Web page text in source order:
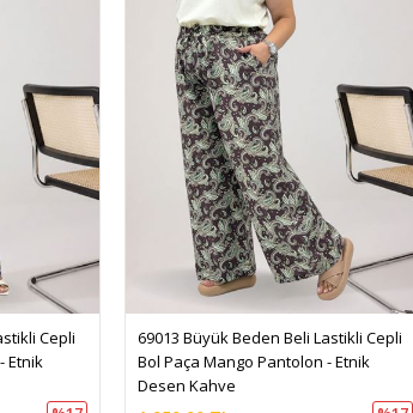
Cepli
Etnik
69013 Büyük Beden Beli Lastikli Cepli
Bol Paça Mango Pantolon - Etnik
Desen Kahve